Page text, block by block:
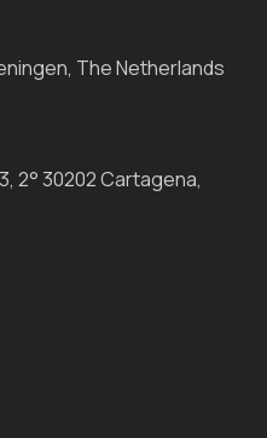
The Netherlands
2° 30202 Cartagena,